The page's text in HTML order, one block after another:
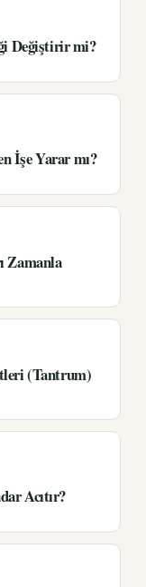
Değiştirir mi?
İşe Yarar mı?
Zamanla
(Tantrum)
Acıtır?